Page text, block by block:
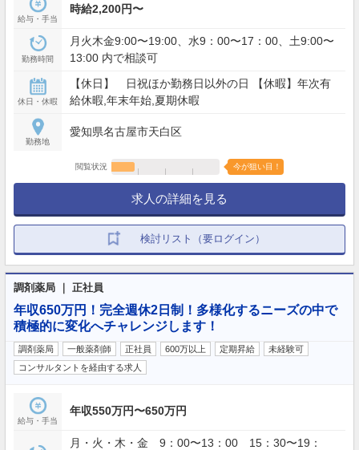
給与・手当
時給2,200円〜
勤務時間
月火木金9:00〜19:00、水9：00〜17：00、土9:00〜
13:00 内で相談可
休日・休暇
【休日】 日祝ほか勤務日以外の日 【休暇】年次有
給休暇,年末年始,夏期休暇
勤務地
愛知県名古屋市天白区
閲覧状況 今が狙い目！
求人の詳細を見る
検討リスト（要ログイン）
調剤薬局 ｜ 正社員
年収650万円！完全週休2日制！多様化するニーズの中で
積極的に変化へチャレンジします！
調剤薬局 一般薬剤師 正社員 600万以上 定期昇給
未経験可
コンサルタントを経由する求人
給与・手当
年収550万円〜650万円
月・火・木・金 9：00〜13：00 15：30〜19：